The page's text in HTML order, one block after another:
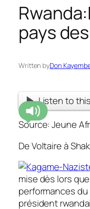
pays
Written byDon
Listen to
Source: Jeune
De Voltaire à
mise dès lors
performances du
président